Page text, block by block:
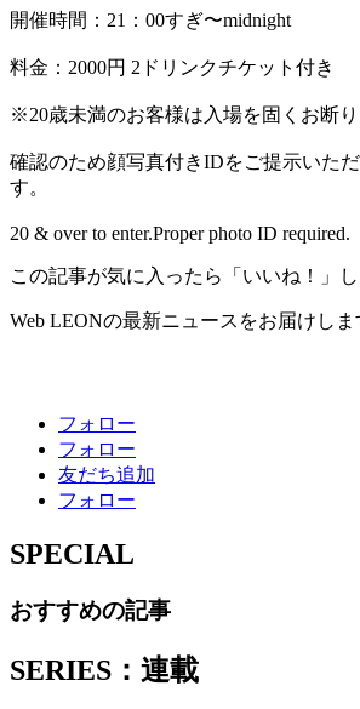
開催時間：21：00すぎ〜midnight
料金：2000円 2ドリンクチケット付き
※20歳未満のお客様は入場を固くお断り
確認のため顔写真付きIDをご提示いた
す。
20 & over to enter.Proper photo ID required.
この記事が気に入ったら「いいね！」し
Web LEONの最新ニュースをお届けしま
フォロー
フォロー
友だち追加
フォロー
SPECIAL
おすすめの記事
SERIES：連載